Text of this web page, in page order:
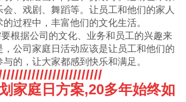
、戏剧、舞蹈等。让员工和他们的家人
过程中，丰富他们的文化生活。
根据公司的文化、业务和员工的兴趣来
，公司家庭日活动应该是让员工和他们的
的，让大家都感到快乐和满足。
家庭日方案,20多年始终如